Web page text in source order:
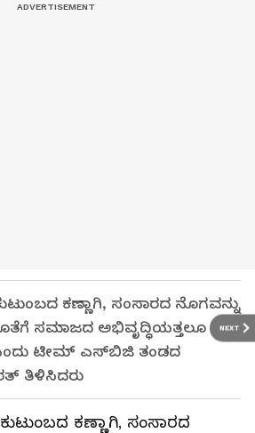
NEXT
ಕಣ್ಣಾಗಿ, ಸಂಸಾರದ ನೊಗವನ್ನು
ಸಮಾಜದ ಅಭಿವೃದ್ಧಿಯತ್ತಲೂ
ಟೀಮ್ ಎಸ್‌ಬಿಜಿ ತಂಡದ
ತಿಳಿಸಿದರು
ಕಣ್ಣಾಗಿ, ಸಂಸಾರದ